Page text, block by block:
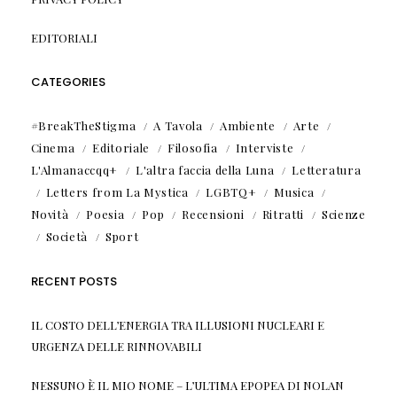
EDITORIALI
CATEGORIES
#BreakTheStigma A Tavola Ambiente
Arte
Cinema
Editoriale Filosofia
Interviste
L'Almanaccqq+
L'altra faccia della Luna
Letteratura
Letters from La Mystica
LGBTQ+
Musica
Novità
Poesia Pop Recensioni Ritratti
Scienze
Società
Sport
RECENT POSTS
IL COSTO DELL’ENERGIA TRA ILLUSIONI NUCLEARI E
URGENZA DELLE RINNOVABILI
NESSUNO È IL MIO NOME – L’ULTIMA EPOPEA DI NOLAN